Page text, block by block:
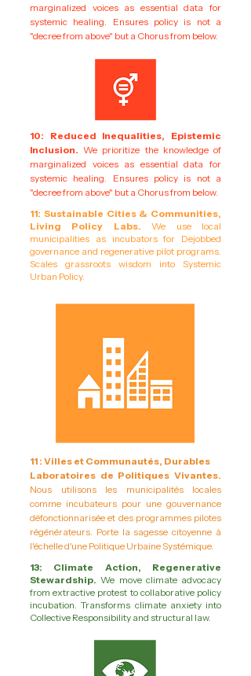
marginalized voices as essential data for
systemic healing. Ensures policy is not a
"decree from above" but a Chorus from below.
10: Reduced Inequalities, Epistemic
Inclusion. We prioritize the knowledge of
marginalized voices as essential data for
systemic healing. Ensures policy is not a
"decree from above" but a Chorus from below.
11: Sustainable Cities & Communities,
Living Policy Labs.We use local
municipalities as incubators for Dejobbed
governance and regenerative pilot programs.
Scales grassroots wisdom into Systemic
Urban Policy.
11 : Villes et Communautés, Durables
Laboratoires de Politiques Vivantes.
Nous utilisons les municipalités locales
comme incubateurs pour une gouvernance
défonctionnarisée et des programmes pilotes
régénérateurs. Porte la sagesse citoyenne à
l'échelle d'une Politique Urbaine Systémique.
13: Climate Action, Regenerative
Stewardship.We move climate advocacy
from extractive protest to collaborative policy
incubation. Transforms climate anxiety into
Collective Responsibility and structural law.